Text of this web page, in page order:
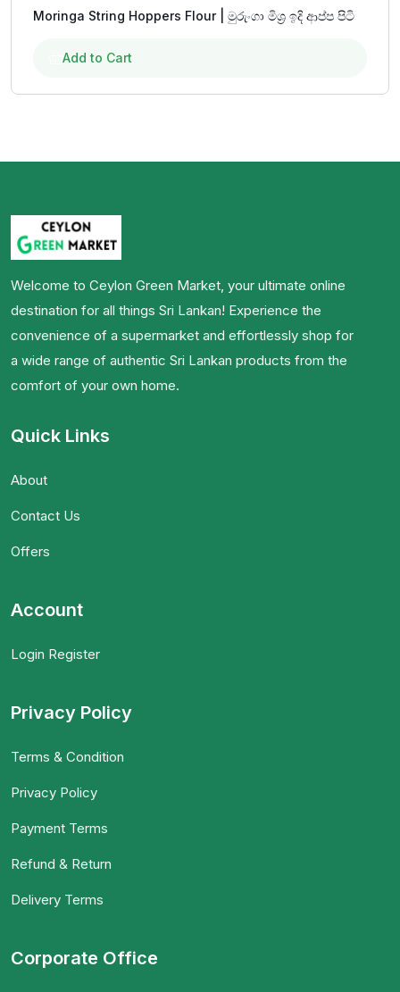
Moringa String Hoppers Flour | මුරුංගා මිශ්‍ර ඉදි ආප්ප පිටි
Add to Cart
Welcome to Ceylon Green Market, your ultimate online
destination for all things Sri Lankan! Experience the
convenience of a supermarket and effortlessly shop for
a wide range of authentic Sri Lankan products from the
comfort of your own home.
Quick Links
About
Contact Us
Offers
Account
Login Register
Privacy Policy
Terms & Condition
Privacy Policy
Payment Terms
Refund & Return
Delivery Terms
Corporate Office